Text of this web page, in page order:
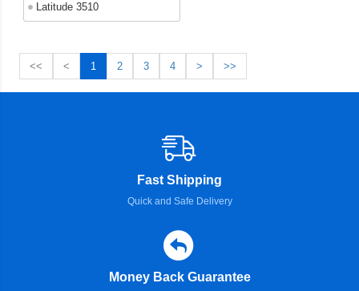
Latitude 3510
<< < 1 2 3 4 > >>
Fast Shipping
Quick and Safe Delivery
Money Back Guarantee